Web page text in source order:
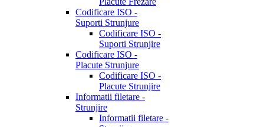
Codificare ISO -
Suporti Strunjure
Codificare ISO -
Suporti Strunjire
Codificare ISO -
Placute Strunjure
Codificare ISO -
Placute Strunjire
Informatii filetare -
Strunjire
Informatii filetare -